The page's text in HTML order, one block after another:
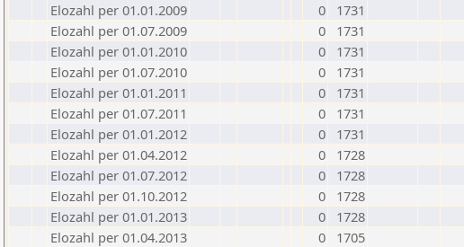
Elozahl per 01.01.2009
0
1731
Elozahl per 01.07.2009
0
1731
Elozahl per 01.01.2010
0
1731
Elozahl per 01.07.2010
0
1731
Elozahl per 01.01.2011
0
1731
Elozahl per 01.07.2011
0
1731
Elozahl per 01.01.2012
0
1731
Elozahl per 01.04.2012
0
1728
Elozahl per 01.07.2012
0
1728
Elozahl per 01.10.2012
0
1728
Elozahl per 01.01.2013
0
1728
Elozahl per 01.04.2013
0
1705